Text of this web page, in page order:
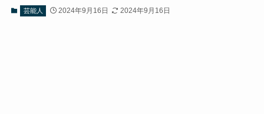
芸能人 2024年9月16日 2024年9月16日